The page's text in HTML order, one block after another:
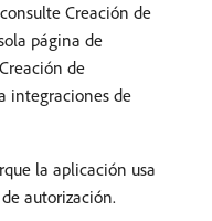
Creación de
página de
de
integraciones de
la aplicación usa
autorización.